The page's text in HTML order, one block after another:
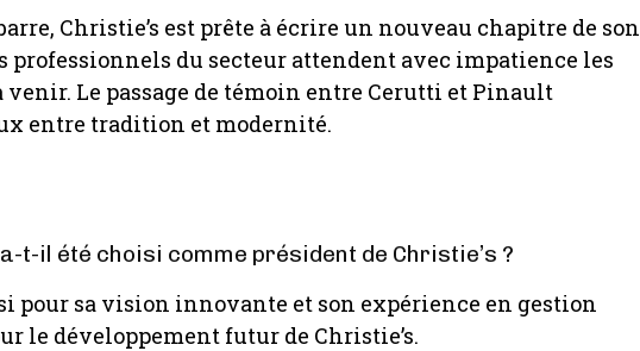
Christie’s est prête à écrire un nouveau chapitre de son
professionnels du secteur attendent avec impatience les
Le passage de témoin entre Cerutti et Pinault
entre tradition et modernité.
t-il été choisi comme président de Christie’s ?
pour sa vision innovante et son expérience en gestion
le développement futur de Christie’s.